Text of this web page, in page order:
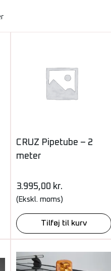
CRUZ Pipetube – 2
meter
3.995,00 kr.
(Ekskl. moms)
Tilføj til kurv